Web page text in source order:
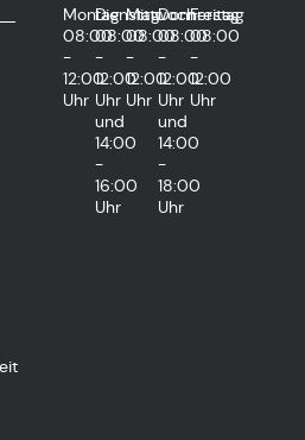
Montag
08:00
-
12:00
Uhr
Dienstag
08:00
-
12:00
Uhr
und
14:00
-
16:00
Uhr
Mittwoch
08:00
-
12:00
Uhr
Donnerstag
08:00
-
12:00
Uhr
und
14:00
-
18:00
Uhr
Freitag
08:00
-
12:00
Uhr